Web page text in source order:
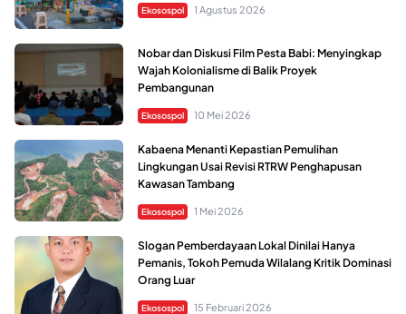
Ekosospol 1 Agustus 2026
Nobar dan Diskusi Film Pesta Babi: Menyingkap
Wajah Kolonialisme di Balik Proyek
Pembangunan
Ekosospol 10 Mei 2026
Kabaena Menanti Kepastian Pemulihan
Lingkungan Usai Revisi RTRW Penghapusan
Kawasan Tambang
Ekosospol 1 Mei 2026
Slogan Pemberdayaan Lokal Dinilai Hanya
Pemanis, Tokoh Pemuda Wilalang Kritik Dominasi
Orang Luar
Ekosospol 15 Februari 2026